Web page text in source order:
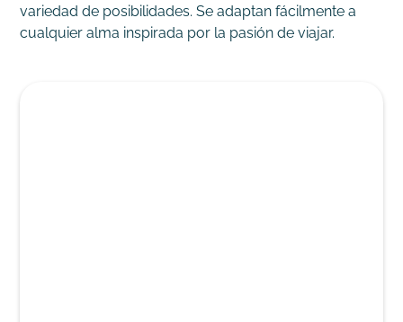
variedad de posibilidades. Se adaptan fácilmente a
cualquier alma inspirada por la pasión de viajar.